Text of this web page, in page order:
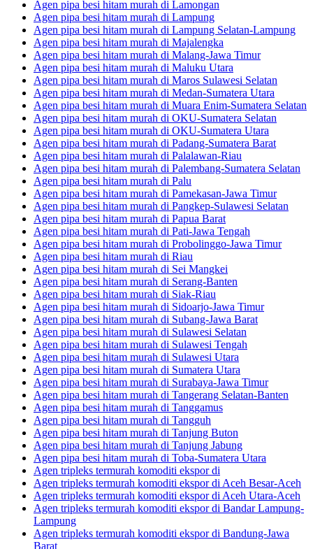
Agen pipa besi hitam murah di Lamongan
Agen pipa besi hitam murah di Lampung
Agen pipa besi hitam murah di Lampung Selatan-Lampung
Agen pipa besi hitam murah di Majalengka
Agen pipa besi hitam murah di Malang-Jawa Timur
Agen pipa besi hitam murah di Maluku Utara
Agen pipa besi hitam murah di Maros Sulawesi Selatan
Agen pipa besi hitam murah di Medan-Sumatera Utara
Agen pipa besi hitam murah di Muara Enim-Sumatera Selatan
Agen pipa besi hitam murah di OKU-Sumatera Selatan
Agen pipa besi hitam murah di OKU-Sumatera Utara
Agen pipa besi hitam murah di Padang-Sumatera Barat
Agen pipa besi hitam murah di Palalawan-Riau
Agen pipa besi hitam murah di Palembang-Sumatera Selatan
Agen pipa besi hitam murah di Palu
Agen pipa besi hitam murah di Pamekasan-Jawa Timur
Agen pipa besi hitam murah di Pangkep-Sulawesi Selatan
Agen pipa besi hitam murah di Papua Barat
Agen pipa besi hitam murah di Pati-Jawa Tengah
Agen pipa besi hitam murah di Probolinggo-Jawa Timur
Agen pipa besi hitam murah di Riau
Agen pipa besi hitam murah di Sei Mangkei
Agen pipa besi hitam murah di Serang-Banten
Agen pipa besi hitam murah di Siak-Riau
Agen pipa besi hitam murah di Sidoarjo-Jawa Timur
Agen pipa besi hitam murah di Subang-Jawa Barat
Agen pipa besi hitam murah di Sulawesi Selatan
Agen pipa besi hitam murah di Sulawesi Tengah
Agen pipa besi hitam murah di Sulawesi Utara
Agen pipa besi hitam murah di Sumatera Utara
Agen pipa besi hitam murah di Surabaya-Jawa Timur
Agen pipa besi hitam murah di Tangerang Selatan-Banten
Agen pipa besi hitam murah di Tanggamus
Agen pipa besi hitam murah di Tangguh
Agen pipa besi hitam murah di Tanjung Buton
Agen pipa besi hitam murah di Tanjung Jabung
Agen pipa besi hitam murah di Toba-Sumatera Utara
Agen tripleks termurah komoditi ekspor di
Agen tripleks termurah komoditi ekspor di Aceh Besar-Aceh
Agen tripleks termurah komoditi ekspor di Aceh Utara-Aceh
Agen tripleks termurah komoditi ekspor di Bandar Lampung-
Lampung
Agen tripleks termurah komoditi ekspor di Bandung-Jawa
Barat